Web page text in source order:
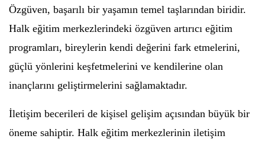
Özgüven, başarılı bir yaşamın temel taşlarından biridir.
Halk eğitim merkezlerindeki özgüven artırıcı eğitim
programları, bireylerin kendi değerini fark etmelerini,
güçlü yönlerini keşfetmelerini ve kendilerine olan
inançlarını geliştirmelerini sağlamaktadır.
İletişim becerileri de kişisel gelişim açısından büyük bir
öneme sahiptir. Halk eğitim merkezlerinin iletişim